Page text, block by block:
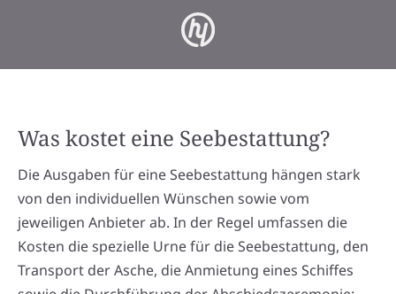
Was kostet eine Seebestattung?
Die Ausgaben für eine Seebestattung hängen stark
von den individuellen Wünschen sowie vom
jeweiligen Anbieter ab. In der Regel umfassen die
Kosten die spezielle Urne für die Seebestattung, den
Transport der Asche, die Anmietung eines Schiffes